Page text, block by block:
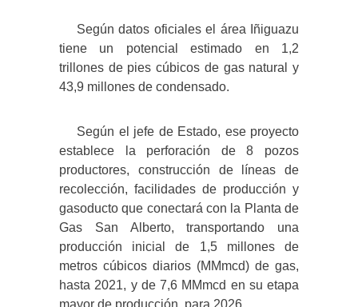
Según datos oficiales el área Iñiguazu
tiene un potencial estimado en 1,2
trillones de pies cúbicos de gas natural y
43,9 millones de condensado.
Según el jefe de Estado, ese proyecto
establece la perforación de 8 pozos
productores, construcción de líneas de
recolección, facilidades de producción y
gasoducto que conectará con la Planta de
Gas San Alberto, transportando una
producción inicial de 1,5 millones de
metros cúbicos diarios (MMmcd) de gas,
hasta 2021, y de 7,6 MMmcd en su etapa